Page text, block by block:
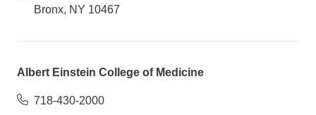
Bronx, NY 10467
Albert Einstein College of Medicine
718-430-2000